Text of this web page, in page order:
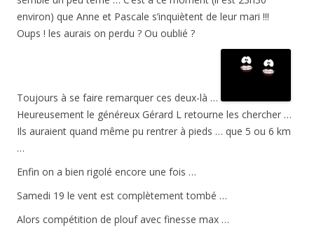
environ) que Anne et Pascale s’inquiètent de leur mari !!!
Oups ! les aurais on perdu ? Ou oublié ?
Toujours à se faire remarquer ces deux-là …
Heureusement le généreux Gérard L retourne les chercher …
Ils auraient quand même pu rentrer à pieds … que 5 ou 6 km
…
Enfin on a bien rigolé encore une fois …
Samedi 19 le vent est complètement tombé …
Alors compétition de plouf avec finesse max …